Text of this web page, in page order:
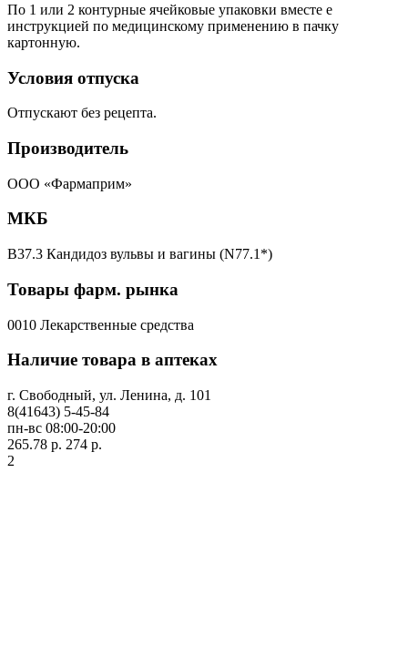
По 1 или 2 контурные ячейковые упаковки вместе е
инструкцией по медицинскому применению в пачку
картонную.
Условия отпуска
Отпускают без рецепта.
Производитель
ООО «Фармаприм»
МКБ
B37.3 Кандидоз вульвы и вагины (N77.1*)
Товары фарм. рынка
0010 Лекарственные средства
Наличие товара в аптеках
г. Свободный, ул. Ленина, д. 101
8(41643) 5-45-84
пн-вс 08:00-20:00
265.78 р. 274 р.
2